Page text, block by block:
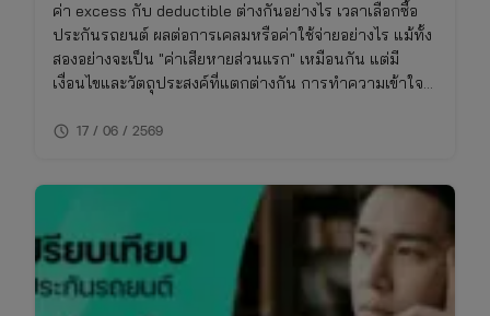
ค่า excess กับ deductible ต่างกันอย่างไร เวลาเลือกซื้อ
ประกันรถยนต์ ผลต่อการเคลมหรือค่าใช้จ่ายอย่างไร แม้ทั้ง
สองอย่างจะเป็น "ค่าเสียหายส่วนแรก" เหมือนกัน แต่มี
เงื่อนไขและวัตถุประสงค์ที่แตกต่างกัน การทำความเข้าใจ
ไม่พลาดย้อนหลัง
schedule 17 / 06 / 2569